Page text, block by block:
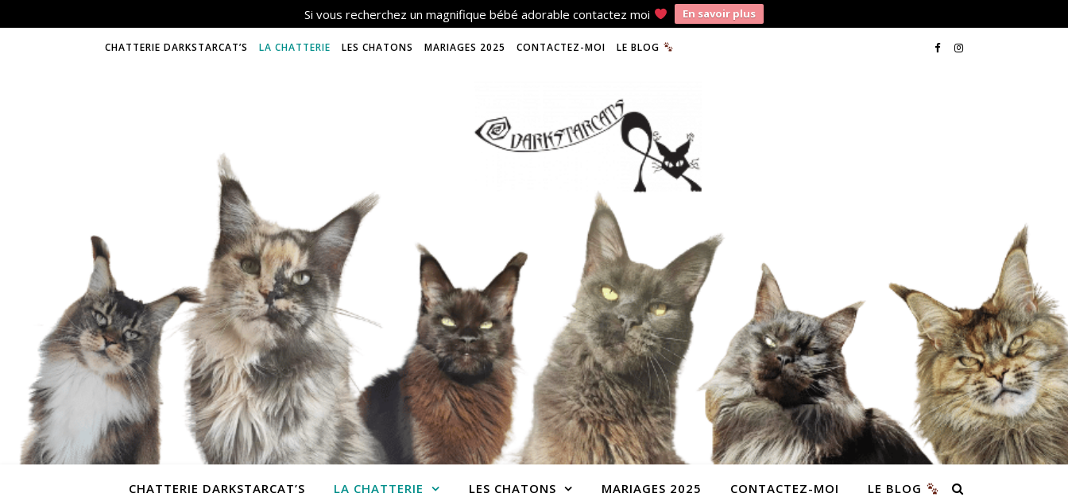
Si vous recherchez un magnifique bébé adorable contactez moi En savoir plus
CHATTERIE DARKSTARCAT’S LA CHATTERIE LES CHATONS MARIAGES 2025 CONTACTEZ-MOI LE BLOG
CHATTERIE DARKSTARCAT’S LA CHATTERIE LES CHATONS MARIAGES 2025 CONTACTEZ-MOI LE BLOG